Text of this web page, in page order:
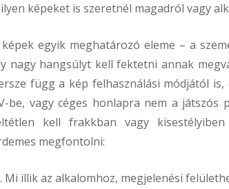
képeket is szeretnél magadról vagy
egyik meghatározó eleme – a
nagy hangsúlyt kell fektetni annak
függ a kép felhasználási módjától
be, vagy céges honlapra nem a játszós
kell frakkban vagy
megfontolni:
Mi illik az alkalomhoz, megjelenési